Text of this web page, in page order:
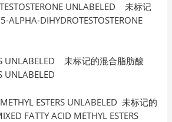
UNLABELED 未标记
DIHYDROTESTOSTERONE
UNLABELED 未标记的混合脂肪酸
UNLABELED
ESTERS UNLABELED 未标记的
FATTY ACID METHYL ESTERS